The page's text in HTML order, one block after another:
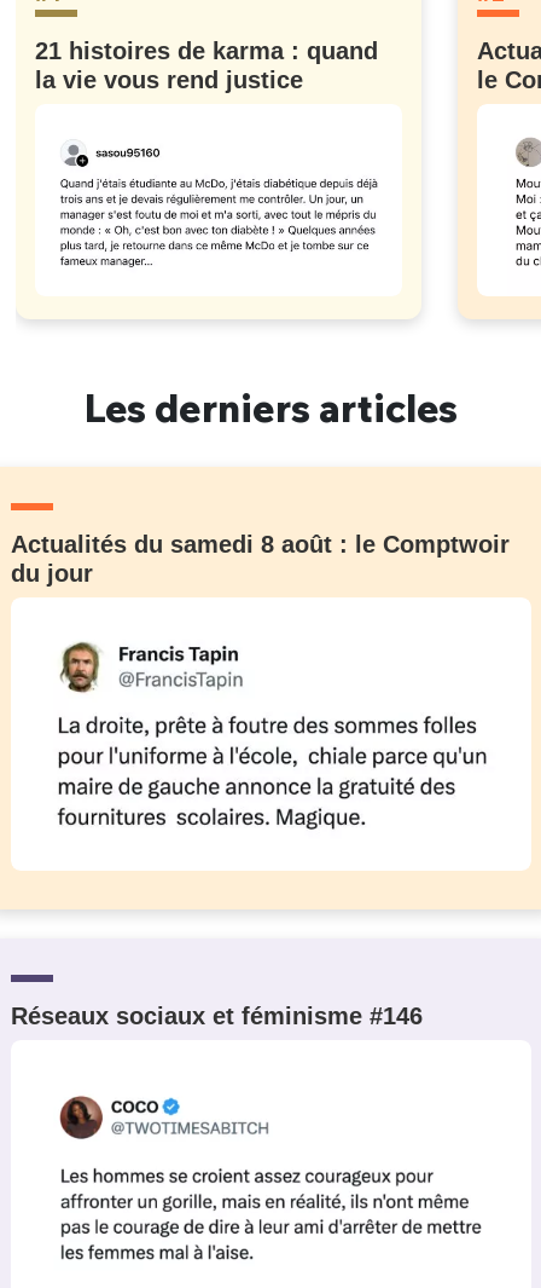
21 histoires de karma : quand
la vie vous rend justice
le
Les derniers articles
Actualités du samedi 8 août : le Comptwoir
du jour
Réseaux sociaux et féminisme #146